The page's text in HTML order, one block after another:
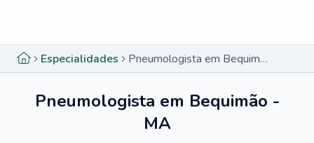
Especialidades Pneumologista em Bequimão - MA
Pneumologista em Bequimão -
MA